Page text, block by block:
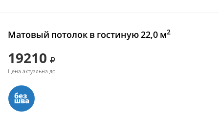
Матовый потолок в гостиную 22,0 м2
19210
Цена актуальна до